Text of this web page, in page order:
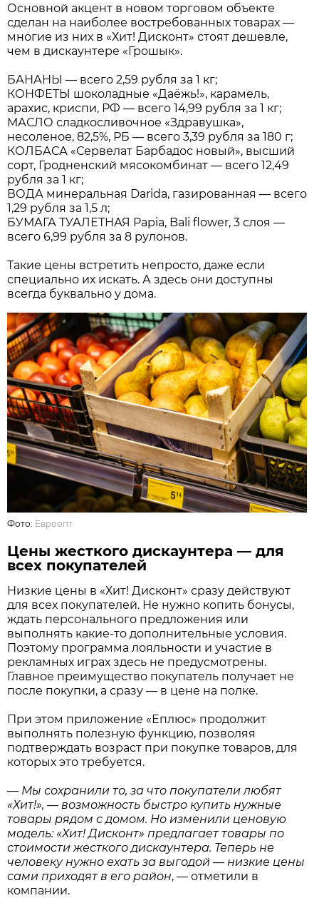
Основной акцент в новом торговом объекте
сделан на наиболее востребованных товарах —
многие из них в «Хит! Дисконт» стоят дешевле,
чем в дискаунтере «Грошык».
БАНАНЫ — всего 2,59 рубля за 1 кг;
КОНФЕТЫ шоколадные «Даёжь!», карамель,
арахис, криспи, РФ — всего 14,99 рубля за 1 кг;
МАСЛО сладкосливочное «Здравушка»,
несоленое, 82,5%, РБ — всего 3,39 рубля за 180 г;
КОЛБАСА «Сервелат Барбадос новый», высший
сорт, Гродненский мясокомбинат — всего 12,49
рубля за 1 кг;
ВОДА минеральная Darida, газированная — всего
1,29 рубля за 1,5 л;
БУМАГА ТУАЛЕТНАЯ Papia, Bali flower, 3 слоя —
всего 6,99 рубля за 8 рулонов.
Такие цены встретить непросто, даже если
специально их искать. А здесь они доступны
всегда буквально у дома.
Фото: Евроопт
Цены жесткого дискаунтера — для
всех покупателей
Низкие цены в «Хит! Дисконт» сразу действуют
для всех покупателей. Не нужно копить бонусы,
ждать персонального предложения или
выполнять какие-то дополнительные условия.
Поэтому программа лояльности и участие в
рекламных играх здесь не предусмотрены.
Главное преимущество покупатель получает не
после покупки, а сразу — в цене на полке.
При этом приложение «Еплюс» продолжит
выполнять полезную функцию, позволяя
подтверждать возраст при покупке товаров, для
которых это требуется.
— Мы сохранили то, за что покупатели любят
«Хит!», — возможность быстро купить нужные
товары рядом с домом. Но изменили ценовую
модель: «Хит! Дисконт» предлагает товары по
стоимости жесткого дискаунтера. Теперь не
человеку нужно ехать за выгодой — низкие цены
сами приходят в его район, — отметили в
компании.